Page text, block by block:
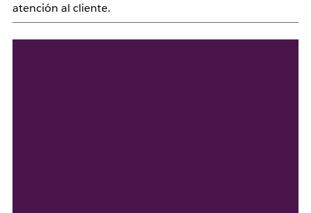
atención al cliente.